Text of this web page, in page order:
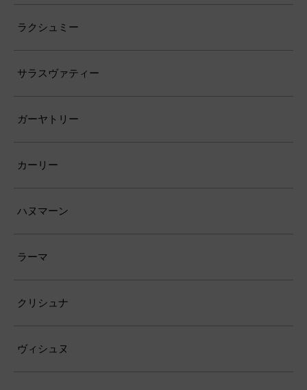
ラクシュミー
サラスヴァティー
ガーヤトリー
カーリー
ハヌマーン
ラーマ
クリシュナ
ヴィシュヌ